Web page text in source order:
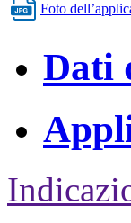
Foto
Dati